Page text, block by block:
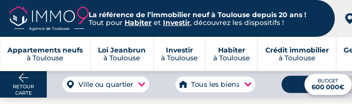
Agence de Toulouse
La référence de l’immobilier neuf à Toulouse depuis 20 ans !
Tout pour Habiter et Investir, découvrez les dispositifs !
Appartements neufs
à Toulouse
Loi Jeanbrun
à Toulouse
Investir
à Toulouse
Habiter
à Toulouse
Crédit immobilier
à Toulouse
RETOUR
CARTE
Ville ou quartier Tous les biens BUDGET
600 000€